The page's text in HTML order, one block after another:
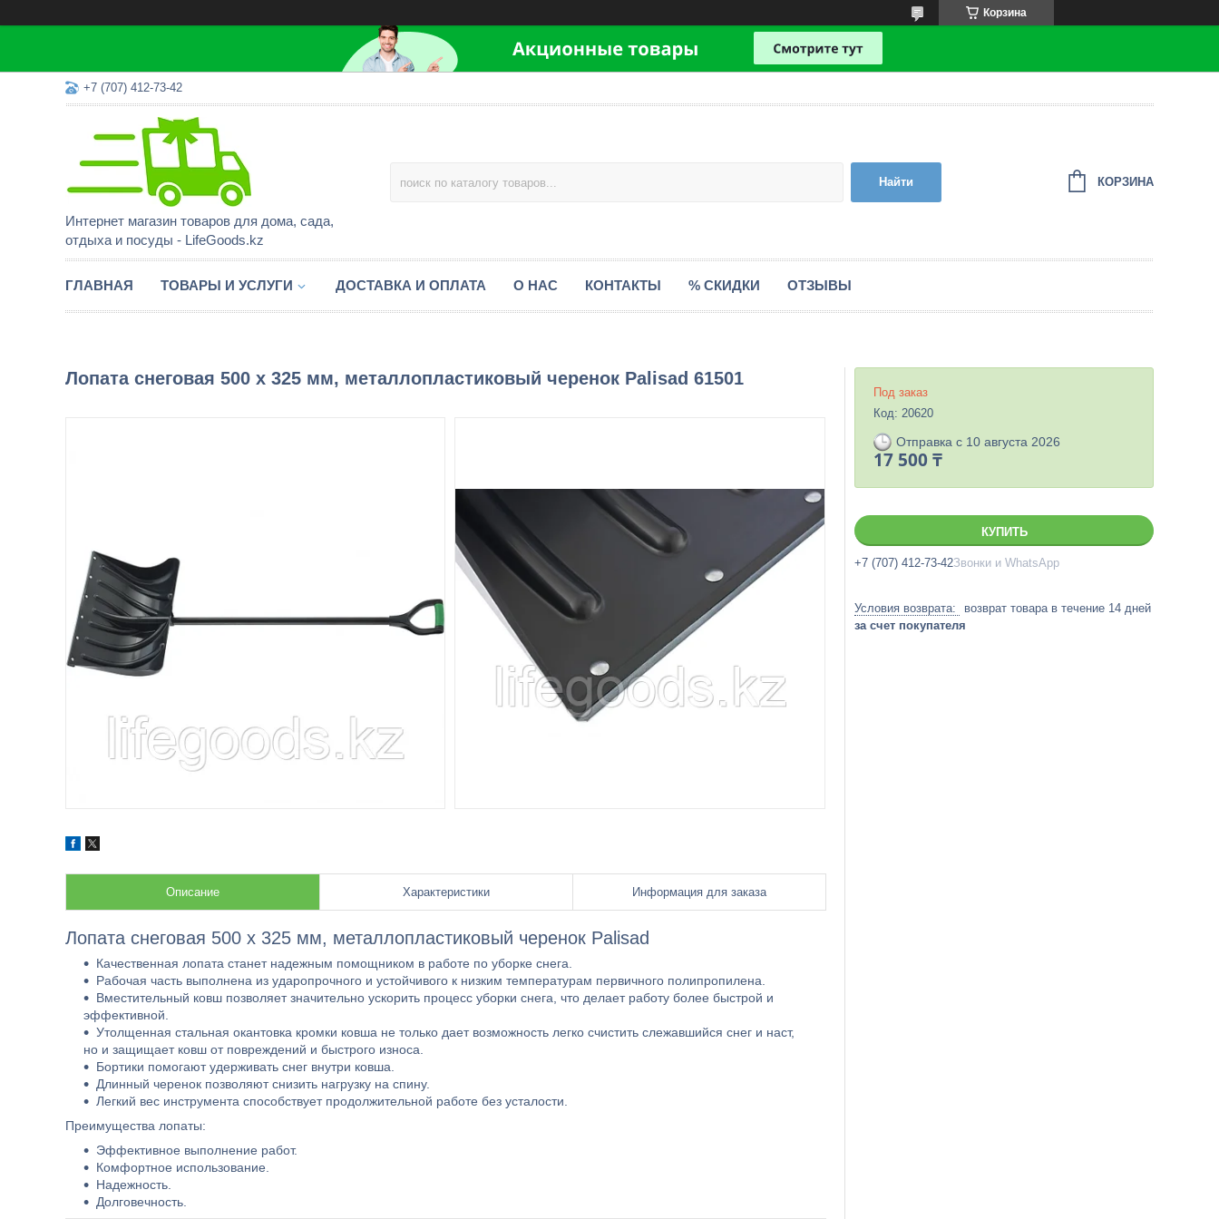
Корзина
+7 (707) 412-73-42
Интернет магазин товаров для дома, сада,
отдыха и посуды - LifeGoods.kz
Найти КОРЗИНА
ГЛАВНАЯ ТОВАРЫ И УСЛУГИ ДОСТАВКА И ОПЛАТА О НАС КОНТАКТЫ % СКИДКИ ОТЗЫВЫ
Лопата снеговая 500 x 325 мм, металлопластиковый черенок Palisad 61501
Описание Характеристики Информация для заказа
Лопата снеговая 500 x 325 мм, металлопластиковый черенок Palisad
Качественная лопата станет надежным помощником в работе по уборке снега.
Рабочая часть выполнена из ударопрочного и устойчивого к низким температурам первичного полипропилена.
Вместительный ковш позволяет значительно ускорить процесс уборки снега, что делает работу более быстрой и
эффективной.
Утолщенная стальная окантовка кромки ковша не только дает возможность легко счистить слежавшийся снег и наст,
но и защищает ковш от повреждений и быстрого износа.
Бортики помогают удерживать снег внутри ковша.
Длинный черенок позволяют снизить нагрузку на спину.
Легкий вес инструмента способствует продолжительной работе без усталости.
Преимущества лопаты:
Эффективное выполнение работ.
Комфортное использование.
Надежность.
Долговечность.
Под заказ
Код: 20620
Отправка с 10 августа 2026
17 500 ₸
КУПИТЬ
+7 (707) 412-73-42Звонки и WhatsApp
возврат товара в течение 14 дней
за счет покупателя